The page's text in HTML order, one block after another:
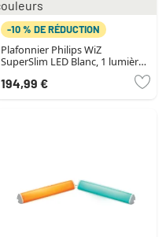
-10 % DE RÉDUCTION
Plafonnier Philips WiZ
SuperSlim LED Blanc, 1 lumière,
194,99 €